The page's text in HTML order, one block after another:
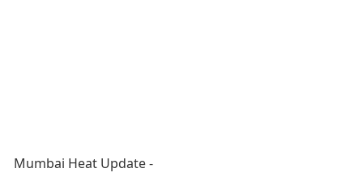
Mumbai Heat Update -